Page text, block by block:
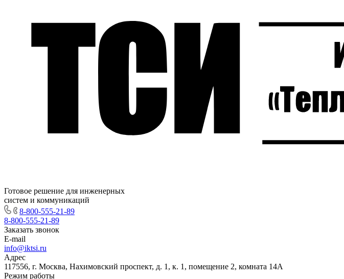
Готовое решение для инженерных
систем и коммуникаций
8-800-555-21-89
8-800-555-21-89
Заказать звонок
E-mail
info@iktsi.ru
Адрес
117556, г. Москва, Нахимовский проспект, д. 1, к. 1, помещение 2, комната 14А
Режим работы